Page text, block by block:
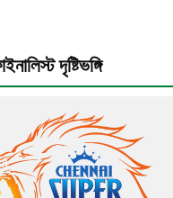
দৃষ্টিভঙ্গি